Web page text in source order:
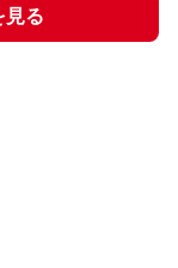
見る